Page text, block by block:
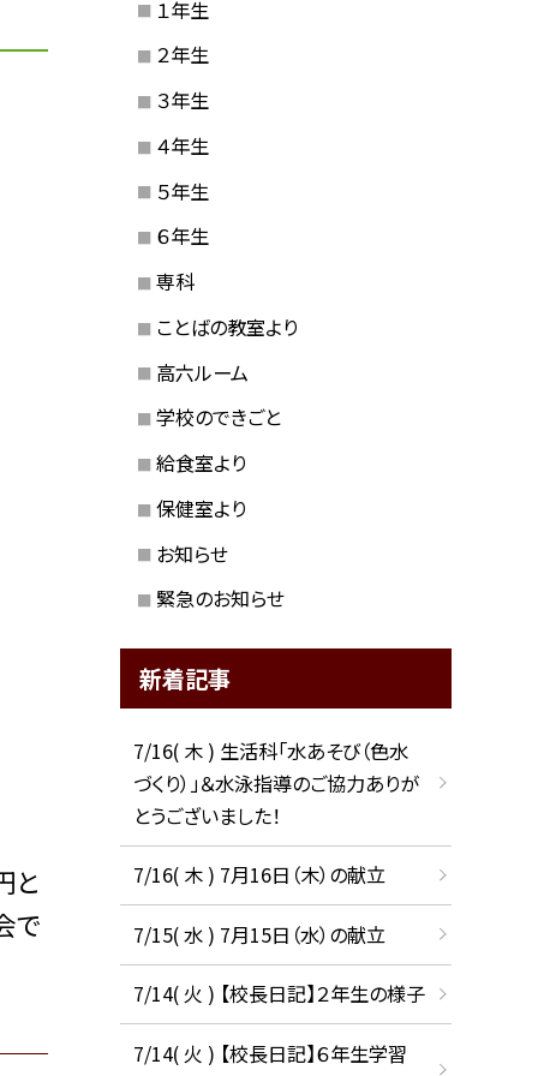
と
で
１年生
２年生
３年生
４年生
５年生
６年生
専科
ことばの教室より
高六ルーム
学校のできごと
給食室より
保健室より
お知らせ
緊急のお知らせ
新着記事
7/16( 木 ) 生活科「水あそび（色水
づくり）」＆水泳指導のご協力ありが
とうございました！
7/16( 木 ) 7月16日（木）の献立
7/15( 水 ) 7月15日（水）の献立
7/14( 火 ) 【校長日記】２年生の様子
7/14( 火 ) 【校長日記】６年生学習